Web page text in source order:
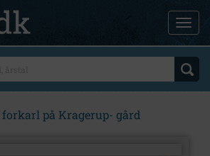
på Kragerup- gård